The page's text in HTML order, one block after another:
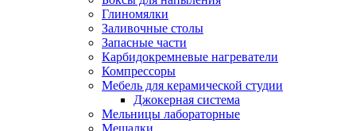
Глиномялки
Заливочные столы
Запасные части
Карбидокремневые нагреватели
Компрессоры
Мебель для керамической студии
Джокерная система
Мельницы лабораторные
Мешалки